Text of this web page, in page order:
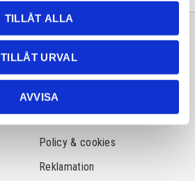
TILLÅT ALLA
TILLÅT URVAL
AVVISA
Information
Frågor & svar
Köpvillkor
Policy & cookies
Reklamation